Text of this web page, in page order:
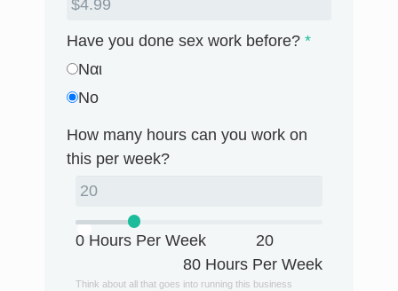
Have you done sex work before? *
Ναι
No
How many hours can you work on
this per week?
0 Hours Per Week
80 Hours Per Week
20
Think about all that goes into running this business